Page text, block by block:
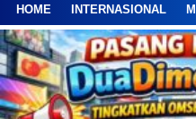
HOME INTERNASIONAL